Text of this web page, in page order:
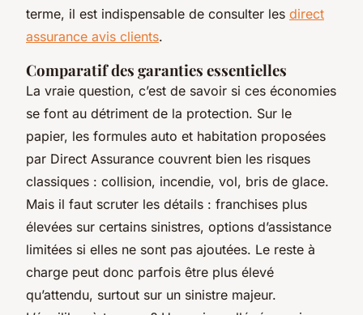
terme, il est indispensable de consulter les direct
assurance avis clients.
Comparatif des garanties essentielles
La vraie question, c’est de savoir si ces économies
se font au détriment de la protection. Sur le
papier, les formules auto et habitation proposées
par Direct Assurance couvrent bien les risques
classiques : collision, incendie, vol, bris de glace.
Mais il faut scruter les détails : franchises plus
élevées sur certains sinistres, options d’assistance
limitées si elles ne sont pas ajoutées. Le reste à
charge peut donc parfois être plus élevé
qu’attendu, surtout sur un sinistre majeur.